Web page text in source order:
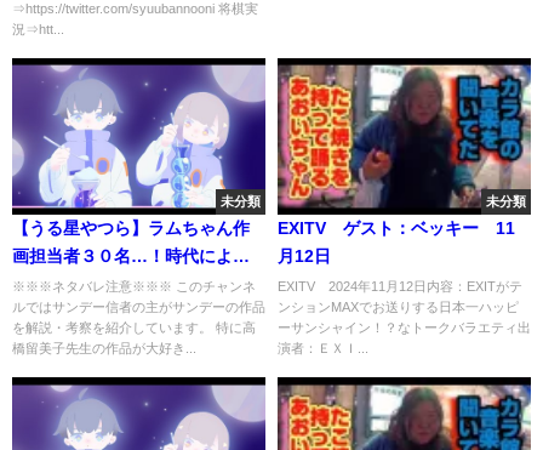
⇒https://twitter.com/syuubannooni 将棋実
況⇒htt...
未分類
【うる星やつら】ラムちゃん作
画担当者３０名…！時代によっ
て変わるラムちゃんの特徴まと
め【ゆっくり解説】
※※※ネタバレ注意※※※ このチャンネ
ルではサンデー信者の主がサンデーの作品
を解説・考察を紹介しています。 特に高
橋留美子先生の作品が大好き...
未分類
EXITV ゲスト：ベッキー 11
月12日
EXITV 2024年11月12日内容：EXITがテ
ンションMAXでお送りする日本一ハッピ
ーサンシャイン！？なトークバラエティ出
演者：ＥＸＩ...